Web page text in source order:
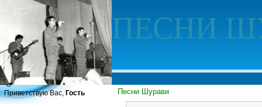
ПЕСНИ
Песни Шурави
Приветствую Вас, Гость